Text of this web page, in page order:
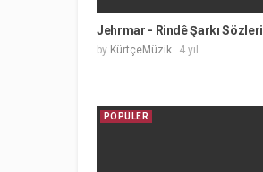
Jehrmar - Rindê Şarkı Sözleri
by KürtçeMüzik 4 yıl
POPÜLER